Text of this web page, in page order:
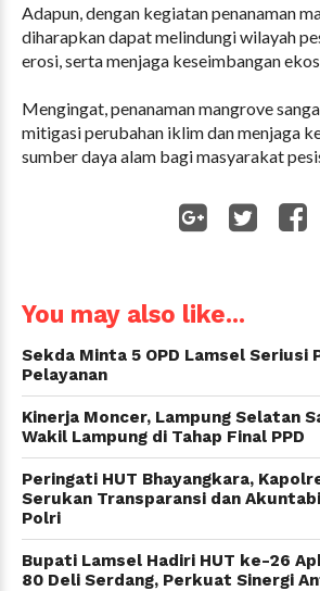
Adapun, dengan kegiatan penanaman
diharapkan dapat melindungi wilayah
erosi, serta menjaga keseimbangan
Mengingat, penanaman mangrove
mitigasi perubahan iklim dan menjaga
sumber daya alam bagi masyarakat
You may also like...
Sekda Minta 5 OPD Lamsel Seriusi
Pelayanan
Kinerja Moncer, Lampung Selatan
Wakil Lampung di Tahap Final PPD
Peringati HUT Bhayangkara,
Serukan Transparansi dan
Polri
Bupati Lamsel Hadiri HUT ke-26
80 Deli Serdang, Perkuat Sinergi